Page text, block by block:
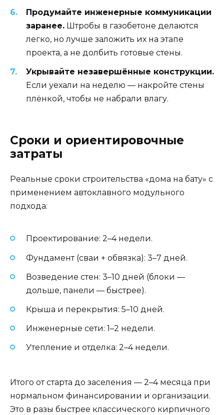
Продумайте инженерные коммуникации
заранее. Штробы в газобетоне делаются
легко, но лучше заложить их на этапе
проекта, а не долбить готовые стены.
Укрывайте незавершённые конструкции.
Если уехали на неделю — накройте стены
плёнкой, чтобы не набрали влагу.
Сроки и ориентировочные
затраты
Реальные сроки строительства «дома на бату» с
применением автоклавного модульного
подхода:
Проектирование: 2–4 недели.
Фундамент (сваи + обвязка): 3–7 дней.
Возведение стен: 3–10 дней (блоки —
дольше, панели — быстрее).
Крыша и перекрытия: 5–10 дней.
Инженерные сети: 1–2 недели.
Утепление и отделка: 2–4 недели.
Итого от старта до заселения — 2–4 месяца при
нормальном финансировании и организации.
Это в разы быстрее классического кирпичного